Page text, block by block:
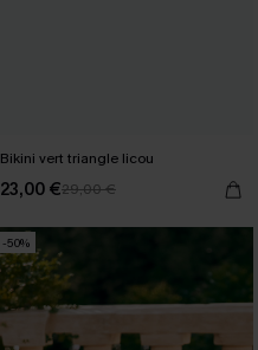
Bikini vert triangle licou
23,00 €29,00 €
-50%